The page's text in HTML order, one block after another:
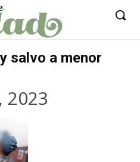
salvo a menor